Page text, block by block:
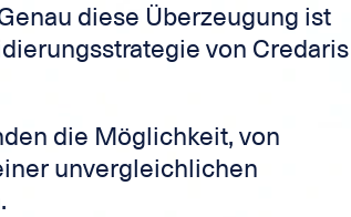
diese Überzeugung ist
von Credaris
die Möglichkeit, von
unvergleichlichen